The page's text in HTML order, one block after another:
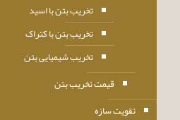
تخریب بتن با اسید
تخریب بتن با کتراک
تخریب شیمیایی بتن
قیمت تخریب بتن
تقویت سازه